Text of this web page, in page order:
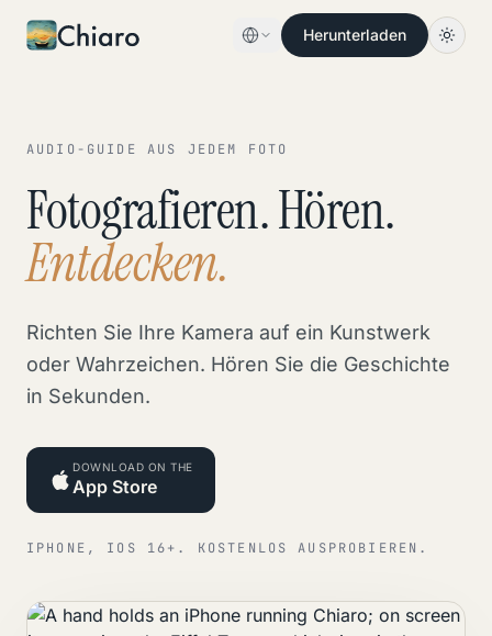
Herunterladen
AUDIO-GUIDE AUS JEDEM FOTO
Fotografieren. Hören.
Entdecken.
Richten Sie Ihre Kamera auf ein Kunstwerk
oder Wahrzeichen. Hören Sie die Geschichte
in Sekunden.
DOWNLOAD ON THE
App Store
IPHONE, IOS 16+. KOSTENLOS AUSPROBIEREN.